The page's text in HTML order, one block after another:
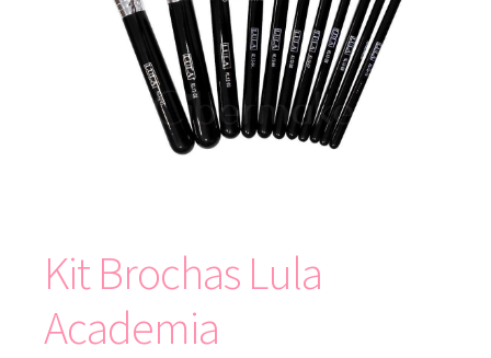
Kit Brochas Lula
Academia